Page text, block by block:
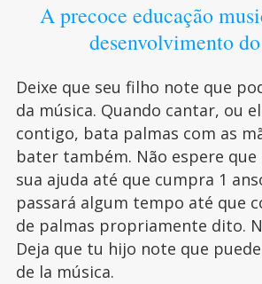
A precoce educação
desenvolvimento
Deixe que seu filho note que
da música. Quando cantar, ou
contigo, bata palmas com as
bater também. Não espere que
sua ajuda até que cumpra 1
passará algum tempo até que
de palmas propriamente dito.
Deja que tu hijo note que
de la música.